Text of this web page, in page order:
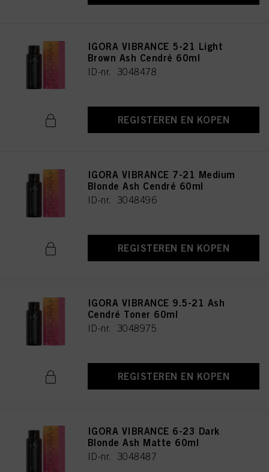
IGORA VIBRANCE 5-21 Light
Brown Ash Cendré 60ml
ID-nr. 3048478
REGISTEREN EN KOPEN
IGORA VIBRANCE 7-21 Medium
Blonde Ash Cendré 60ml
ID-nr. 3048496
REGISTEREN EN KOPEN
IGORA VIBRANCE 9.5-21 Ash
Cendré Toner 60ml
ID-nr. 3048975
REGISTEREN EN KOPEN
IGORA VIBRANCE 6-23 Dark
Blonde Ash Matte 60ml
ID-nr. 3048487